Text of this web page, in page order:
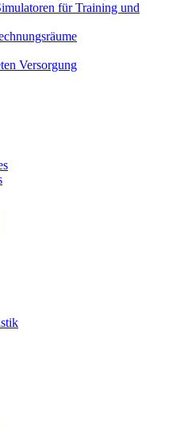
für Training und
Versorgung